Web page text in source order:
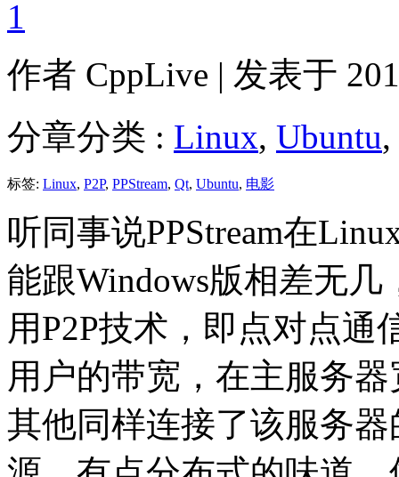
1
作者 CppLive | 发表于
分章分类 : Linux, Ubuntu,
标签: Linux, P2P, PPStream, Qt, Ubuntu, 电影
听同事说PPStream在
能跟Windows版相差无几
用P2P技术，即点对点
用户的带宽，在主服务
其他同样连接了该服务